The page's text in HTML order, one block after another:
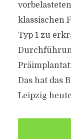
klassischen
Typ 1 zu
Das hat das
Leipzig